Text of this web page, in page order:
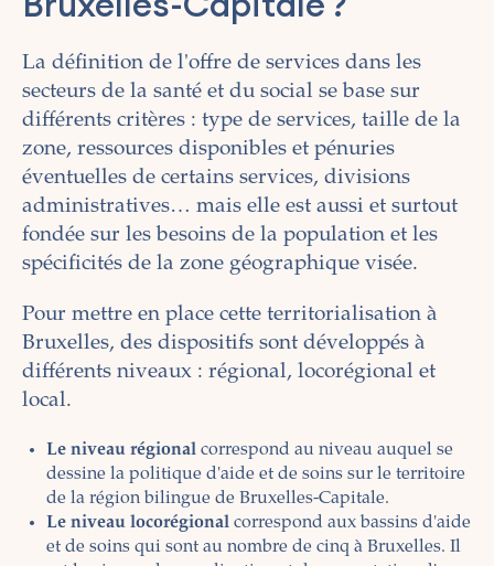
La définition de l'offre de services dans les
secteurs de la santé et du social se base sur
différents critères : type de services, taille de la
zone, ressources disponibles et pénuries
éventuelles de certains services, divisions
administratives… mais elle est aussi et surtout
fondée sur les besoins de la population et les
spécificités de la zone géographique visée.
Pour mettre en place cette territorialisation à
Bruxelles, des dispositifs sont développés à
différents niveaux : régional, locorégional et
local.
Le niveau régional correspond au niveau auquel se
dessine la politique d'aide et de soins sur le territoire
de la région bilingue de Bruxelles-Capitale.
Le niveau locorégional correspond aux bassins d'aide
et de soins qui sont au nombre de cinq à Bruxelles. Il